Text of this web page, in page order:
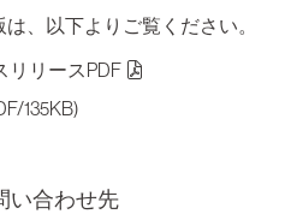
、以下よりご覧ください。
リリースPDF
135KB)
い合わせ先